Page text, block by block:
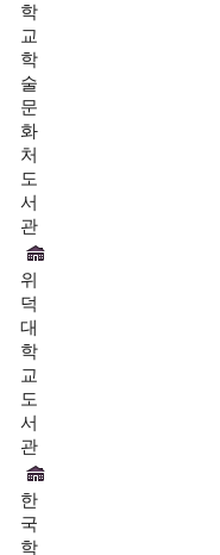
학
교
학
술
문
화
처
도
서
관
위
덕
대
학
교
도
서
관
한
국
학